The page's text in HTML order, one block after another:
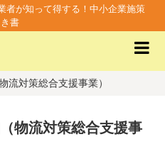
者が知って得する！中小企業施策
書
流対策総合支援事業）
物流対策総合支援事